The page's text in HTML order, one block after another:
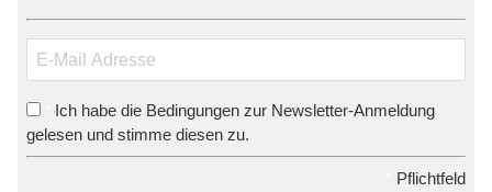
Ich habe die Bedingungen zur Newsletter-Anmeldung
gelesen und stimme diesen zu.
Pflichtfeld